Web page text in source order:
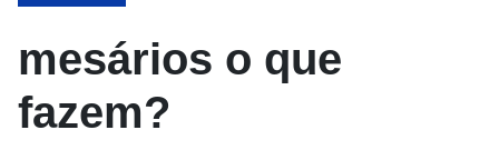
mesários o que
fazem?